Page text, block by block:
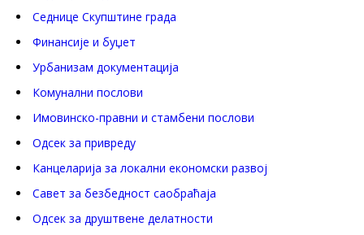
Седнице Скупштине града
Финансије и буџет
Урбанизам документација
Комунални послови
Имовинско-правни и стамбени послови
Одсек за привреду
Канцеларија за локални економски развој
Савет за безбедност саобраћаја
Одсек за друштвене делатности